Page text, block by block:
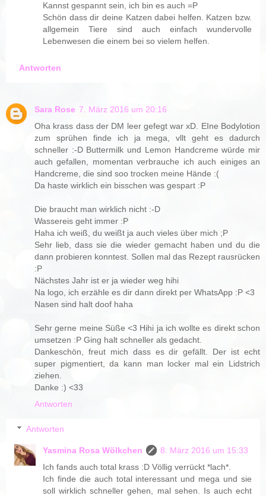
Kannst gespannt sein, ich bin es auch =P
Schön dass dir deine Katzen dabei helfen. Katzen bzw.
allgemein Tiere sind auch einfach wundervolle
Lebenwesen die einem bei so vielem helfen.
Antworten
Sara Rose 7. März 2016 um 20:16
Oha krass dass der DM leer gefegt war xD. EIne Bodylotion
zum sprühen finde ich ja mega, vllt geht es dadurch
schneller :-D Buttermilk und Lemon Handcreme würde mir
auch gefallen, momentan verbrauche ich auch einiges an
Handcreme, die sind soo trocken meine Hände :(
Da haste wirklich ein bisschen was gespart :P
Die braucht man wirklich nicht :-D
Wassereis geht immer :P
Haha ich weiß, du weißt ja auch vieles über mich ;P
Sehr lieb, dass sie die wieder gemacht haben und du die
dann probieren konntest. Sollen mal das Rezept rausrücken
:P
Nächstes Jahr ist er ja wieder weg hihi
Na logo, ich erzähle es dir dann direkt per WhatsApp :P <3
Nasen sind halt doof haha
Sehr gerne meine Süße <3 Hihi ja ich wollte es direkt schon
umsetzen :P Ging halt schneller als gedacht.
Dankeschön, freut mich dass es dir gefällt. Der ist echt
super pigmentiert, da kann man locker mal ein Lidstrich
ziehen.
Danke :) <33
Antworten
Antworten
Yasmina Rosa Wölkchen
8. März 2016 um 15:33
Ich fands auch total krass :D Völlig verrückt *lach*.
Ich finde die auch total interessant und mega und sie
soll wirklich schneller gehen, mal sehen. Is auch echt